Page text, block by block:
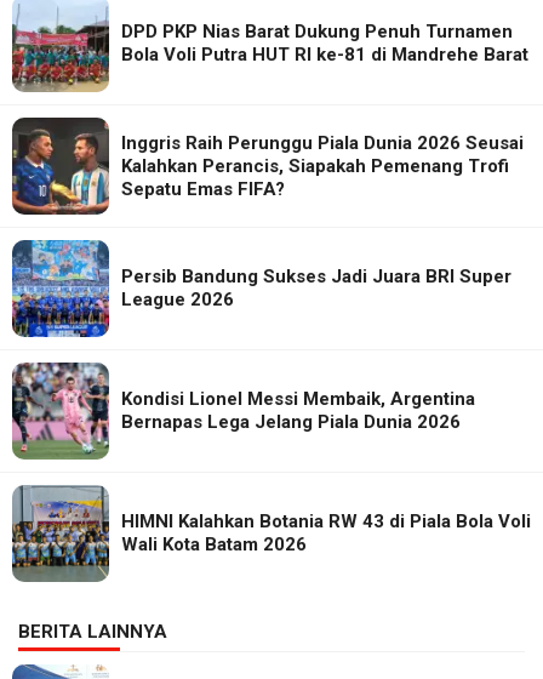
DPD PKP Nias Barat Dukung Penuh Turnamen
Bola Voli Putra HUT RI ke-81 di Mandrehe Barat
Inggris Raih Perunggu Piala Dunia 2026 Seusai
Kalahkan Perancis, Siapakah Pemenang Trofi
Sepatu Emas FIFA?
Persib Bandung Sukses Jadi Juara BRI Super
League 2026
Kondisi Lionel Messi Membaik, Argentina
Bernapas Lega Jelang Piala Dunia 2026
HIMNI Kalahkan Botania RW 43 di Piala Bola Voli
Wali Kota Batam 2026
BERITA LAINNYA